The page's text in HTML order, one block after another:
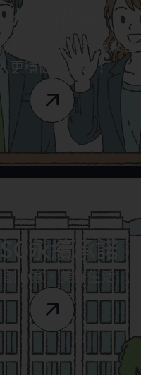
人才招募
們，為臺北的未來注
更穩健的力量！
永續承諾
心家，美好生活